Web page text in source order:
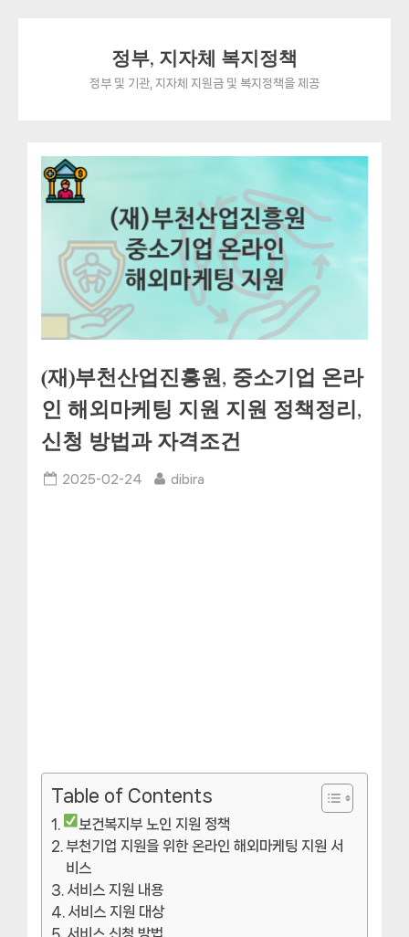
정부, 지자체 복지정책
정부 및 기관, 지자체 지원금 및 복지정책을 제공
(재)부천산업진흥원, 중소기업 온라
인 해외마케팅 지원 지원 정책정리,
신청 방법과 자격조건
Posted
2025-02-24 By
dibira
Table of Contents
보건복지부 노인 지원 정책
부천기업 지원을 위한 온라인 해외마케팅 지원 서
비스
서비스 지원 내용
서비스 지원 대상
서비스 신청 방법